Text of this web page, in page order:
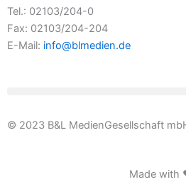
Tel.: 02103/204-0
Fax: 02103/204-204
E-Mail: info@blmedien.de
© 2023 B&L MedienGesellschaft
Made with